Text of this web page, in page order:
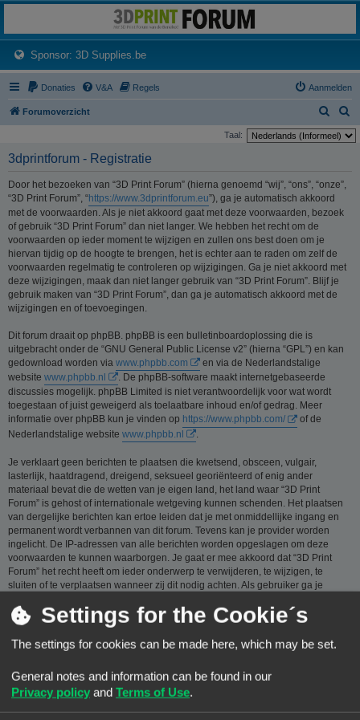
Het 3D print forum van de Benelux na de sluiting van 3dprintforum.nl
Sponsor: 3D Supplies.be(Opens a new tab)
Donaties V&A Regels Aanmelden
Forumoverzicht
o
o
Taal:
3dprintforum - Registratie
Door het bezoeken van “3D Print Forum” (hierna genoemd “wij”, “ons”, “onze”,
“3D Print Forum”, “https://www.3dprintforum.eu”), ga je automatisch akkoord
met de voorwaarden. Als je niet akkoord gaat met deze voorwaarden, bezoek
of gebruik “3D Print Forum” dan niet langer. We hebben het recht om de
voorwaarden op ieder moment te wijzigen en zullen ons best doen om je
hiervan tijdig op de hoogte te brengen, het is echter aan te raden om zelf de
voorwaarden regelmatig te controleren op wijzigingen. Ga je niet akkoord met
deze wijzigingen, maak dan niet langer gebruik van “3D Print Forum”. Blijf je
gebruik maken van “3D Print Forum”, dan ga je automatisch akkoord met de
wijzigingen en of toevoegingen.
Dit forum draait op phpBB. phpBB is een bulletinboardoplossing die is
uitgebracht onder de “GNU General Public License v2” (hierna “GPL”) en kan
gedownload worden via www.phpbb.com
en via de Nederlandstalige
website www.phpbb.nl
. De phpBB-software maakt internetgebaseerde
discussies mogelijk. phpBB Limited is niet verantwoordelijk voor wat wordt
toegestaan of juist geweigerd als toelaatbare inhoud en/of gedrag. Meer
informatie over phpBB kun je vinden op https://www.phpbb.com/
of de
Nederlandstalige website www.phpbb.nl
Je verklaart geen berichten te plaatsen die kwetsend, obsceen, vulgair,
lasterlijk, haatdragend, dreigend, seksueel georiënteerd of enig ander
materiaal bevat die de wetten van je eigen land, het land waar “3D Print
Forum” is gehost of internationale wetgeving kunnen schenden. Het plaatsen
van dergelijke berichten kan ertoe leiden dat je met onmiddellijke ingang en
permanent wordt verbannen van dit forum. Tevens kan je provider worden
ingelicht. De IP-adressen van alle berichten worden opgeslagen om deze
voorwaarden te kunnen waarborgen. Je gaat er mee akkoord dat “3D Print
Forum” het recht heeft om ieder onderwerp te verwijderen, te wijzigen, te
sluiten of te verplaatsen wanneer zij dit nodig achten. Als gebruiker ga je
een database. Hoewel deze informatie niet aan een derde partij zal worden
verstrekt zónder je toestemming, kan “3D Print Forum” nóch phpBB
verantwoordelijk worden gehouden voor een hackpoging die ertoe kan leiden
dat de gegevens vrijkomen.
Je gaat akkoord met de regels die zijn samengesteld door de beheerders van
dit forum.: Bekijk de regels van dit Forum
Privacybeleid
Settings for the Cookie´s
The settings for cookies can be made here, which may be set.
General notes and information can be found in our
Privacy policy and Terms of Use.